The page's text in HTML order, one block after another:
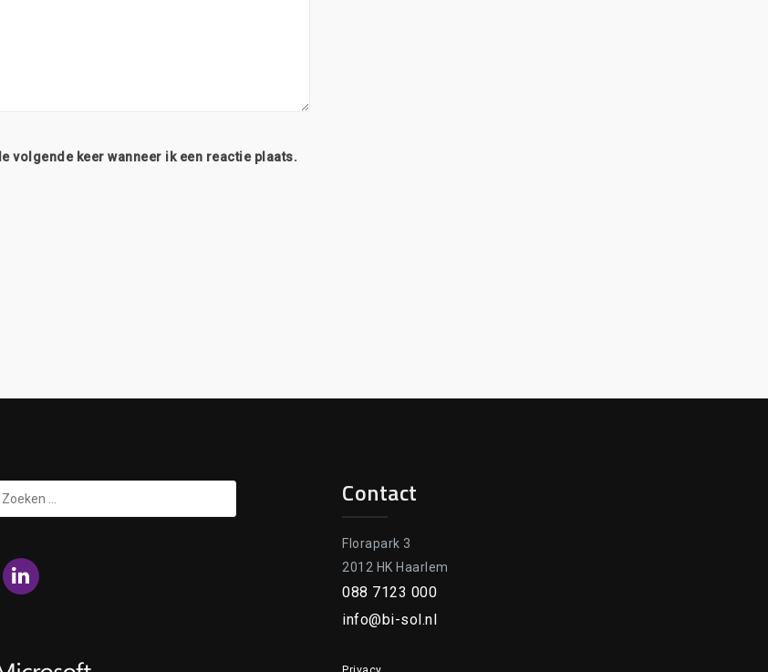
volgende keer wanneer ik een reactie plaats.
Zoeken
LinkedIn
Contact
Florapark 3
2012 HK Haarlem
088 7123 000
info@bi-sol.nl